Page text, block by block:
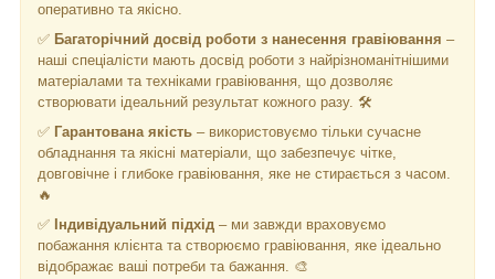
оперативно та якісно.
✅ Багаторічний досвід роботи з нанесення гравіювання –
наші спеціалісти мають досвід роботи з найрізноманітнішими
матеріалами та техніками гравіювання, що дозволяє
створювати ідеальний результат кожного разу. 🛠️
✅ Гарантована якість – використовуємо тільки сучасне
обладнання та якісні матеріали, що забезпечує чітке,
довговічне і глибоке гравіювання, яке не стирається з часом.
🔥
✅ Індивідуальний підхід – ми завжди враховуємо
побажання клієнта та створюємо гравіювання, яке ідеально
відображає ваші потреби та бажання. 🎨